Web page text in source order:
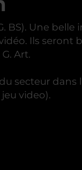
Une belle
Ils seront
Art.
secteur dans
video).